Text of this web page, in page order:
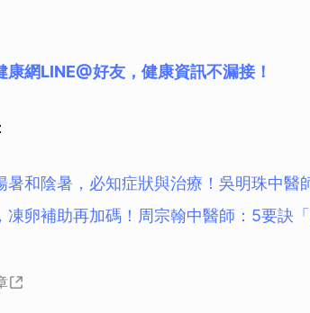
康網LINE@好友，健康資訊不漏接！
暑和陰暑，必知症狀與治療！吳明珠中醫
凍卵補助再加碼！周宗翰中醫師：5要訣